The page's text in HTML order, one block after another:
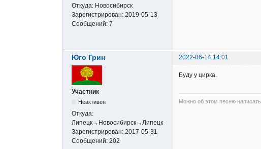
Откуда: Новосибирск
Зарегистрирован: 2019-05-13
Сообщений: 7
Юго Грин 2022-06-14 14:01
Участник
Неактивен
Откуда:
Липецк→Новосибирск→Липецк
Зарегистрирован: 2017-05-31
Сообщений: 202
Буду у цирка.
Можно об этом песню написать.